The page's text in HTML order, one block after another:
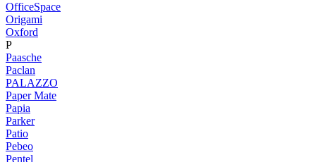
OfficeSpace
Origami
Oxford
P
Paasche
Paclan
PALAZZO
Paper Mate
Papia
Parker
Patio
Pebeo
Pentel